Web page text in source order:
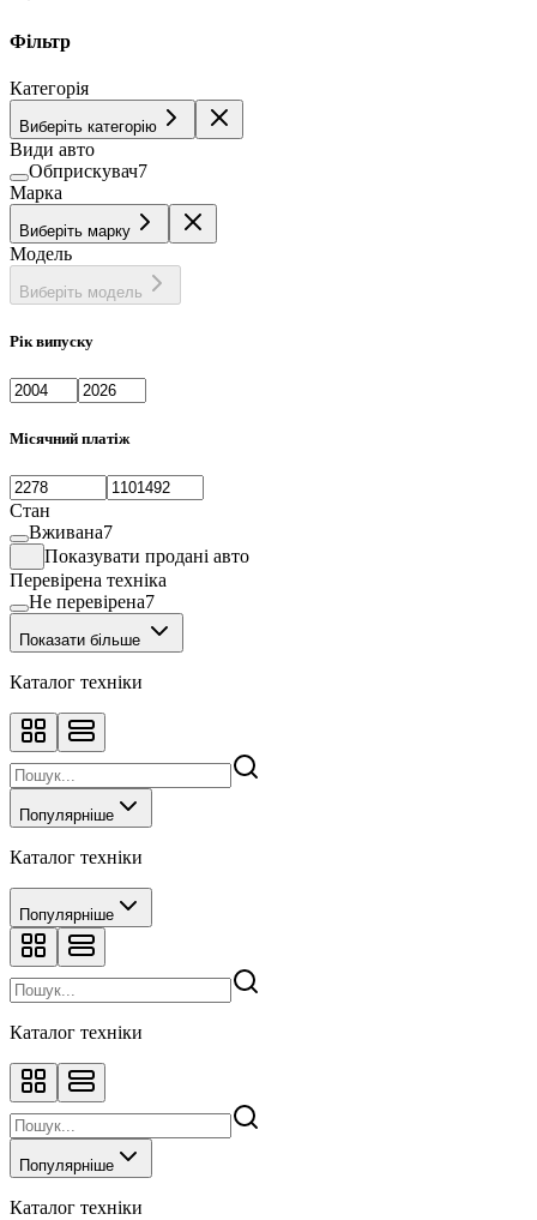
Фільтр
Категорія
Виберіть категорію
Види авто
Обприскувач7
Марка
Виберіть марку
Модель
Виберіть модель
Рік випуску
Місячний платіж
Стан
Вживана7
Показувати продані авто
Перевірена техніка
Не перевірена7
Показати більше
Каталог техніки
Популярніше
Каталог техніки
Популярніше
Каталог техніки
Популярніше
Каталог техніки